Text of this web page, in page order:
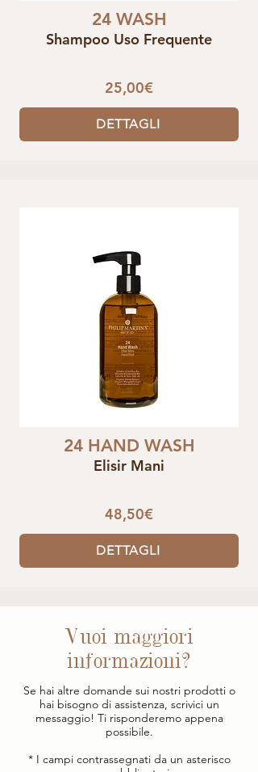
24 WASH
Shampoo Uso Frequente
25,00€
DETTAGLI
24 HAND WASH
Elisir Mani
48,50€
DETTAGLI
Vuoi maggiori
informazioni?
Se hai altre domande sui nostri prodotti o
hai bisogno di assistenza, scrivici un
messaggio! Ti risponderemo appena
possibile.
* I campi contrassegnati da un asterisco